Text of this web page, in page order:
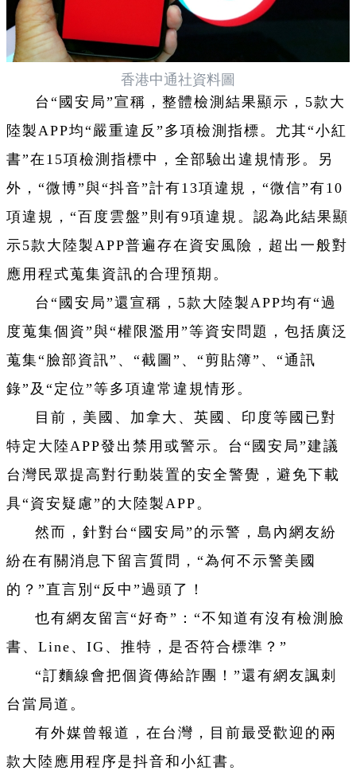
香港中通社資料圖
台“國安局”宣稱，整體檢測結果顯示，5款大
陸製APP均“嚴重違反”多項檢測指標。尤其“小紅
書”在15項檢測指標中，全部驗出違規情形。另
外，“微博”與“抖音”計有13項違規，“微信”有10
項違規，“百度雲盤”則有9項違規。認為此結果顯
示5款大陸製APP普遍存在資安風險，超出一般對
應用程式蒐集資訊的合理預期。
台“國安局”還宣稱，5款大陸製APP均有“過
度蒐集個資”與“權限濫用”等資安問題，包括廣泛
蒐集“臉部資訊”、“截圖”、“剪貼簿”、“通訊
錄”及“定位”等多項違常違規情形。
目前，美國、加拿大、英國、印度等國已對
特定大陸APP發出禁用或警示。台“國安局”建議
台灣民眾提高對行動裝置的安全警覺，避免下載
具“資安疑慮”的大陸製APP。
然而，針對台“國安局”的示警，島內網友紛
紛在有關消息下留言質問，“為何不示警美國
的？”直言別“反中”過頭了！
也有網友留言“好奇”：“不知道有沒有檢測臉
書、Line、IG、推特，是否符合標準？”
“訂麵線會把個資傳給詐團！”還有網友諷刺
台當局道。
有外媒曾報道，在台灣，目前最受歡迎的兩
款大陸應用程序是抖音和小紅書。